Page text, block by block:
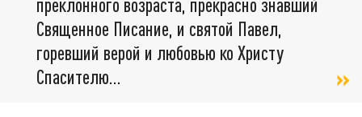
преклонного возраста, прекрасно знавший
Священное Писание, и святой Павел,
горевший верой и любовью ко Христу
Спасителю...